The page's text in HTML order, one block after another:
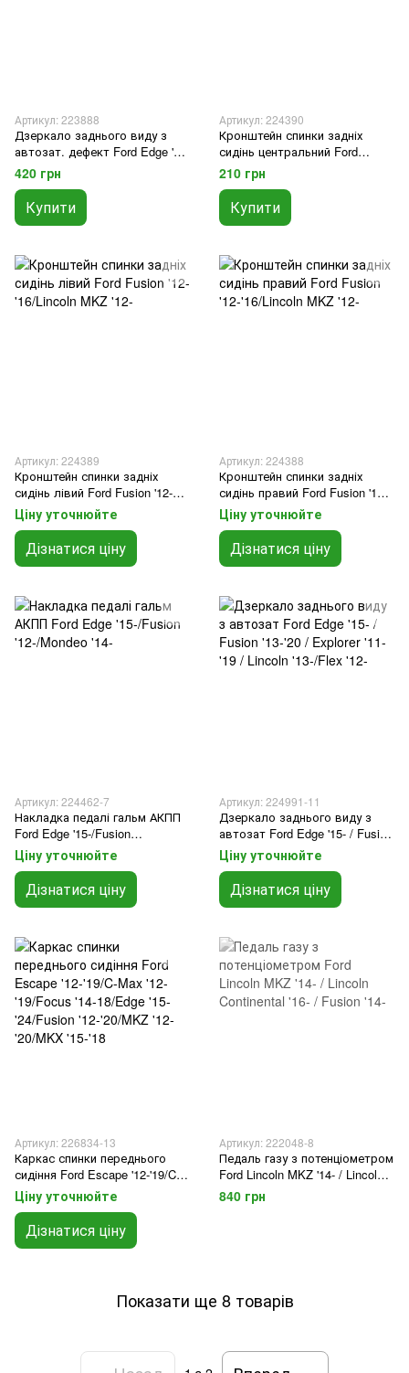
Артикул: 223888
Дзеркало заднього виду з
автозат. дефект Ford Edge '15-
/ Fusion '13-'20 / Explorer '11-'19
/ Lincoln '13-
420 грн
Купити
Артикул: 224390
Кронштейн спинки задніх
сидінь центральний Ford
Fusion '12-'16/Lincoln MKZ '12-
210 грн
Купити
Артикул: 224389
Кронштейн спинки задніх
сидінь лівий Ford Fusion '12-
'16/Lincoln MKZ '12-
Ціну уточнюйте
Дізнатися ціну
Артикул: 224388
Кронштейн спинки задніх
сидінь правий Ford Fusion '12-
'16/Lincoln MKZ '12-
Ціну уточнюйте
Дізнатися ціну
Артикул: 224462-7
Накладка педалі гальм АКПП
Ford Edge '15-/Fusion
'12-/Mondeo '14-
Ціну уточнюйте
Дізнатися ціну
Артикул: 224991-11
Дзеркало заднього виду з
автозат Ford Edge '15- / Fusion
'13-'20 / Explorer '11-'19 / Lincoln
'13-/Flex '12-
Ціну уточнюйте
Дізнатися ціну
Артикул: 226834-13
Каркас спинки переднього
сидіння Ford Escape '12-'19/C-
Max '12-'19/Focus '14-18/Edge
'15-'24/Fusion '12-'20/MKZ '12-
'20/MKX '15-'18
Ціну уточнюйте
Дізнатися ціну
Артикул: 222048-8
Педаль газу з потенціометром
Ford Lincoln MKZ '14- / Lincoln
Continental '16- / Fusion '14-
840 грн
Показати ще 8 товарів